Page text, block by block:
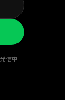
信中